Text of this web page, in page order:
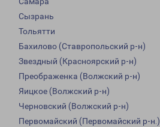
Сызрань
Тольятти
Бахилово (Ставропольский р-н)
Звездный (Красноярский р-н)
Преображенка (Волжский р-н)
Яицкое (Волжский р-н)
Черновский (Волжский р-н)
Первомайский (Первомайский р-н.)